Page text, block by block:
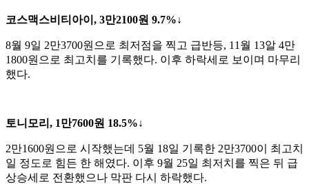
코스맥스비티아이, 3만2100원 9.7%↓
8월 9일 2만3700원으로 최저점을 찍고 급반등, 11월 13알 4만
1800원으로 최고치를 기록했다. 이후 하락세로 보이며 마무리
했다.
토니모리, 1만7600원 18.5%↓
2만1600원으로 시작했는데 5월 18일 기록한 2만3700이 최고치
일 정도로 힘든 한 해였다. 이후 9월 25일 최저치를 찍은 뒤 급
상승세로 전환했으나 막판 다시 하락했다.